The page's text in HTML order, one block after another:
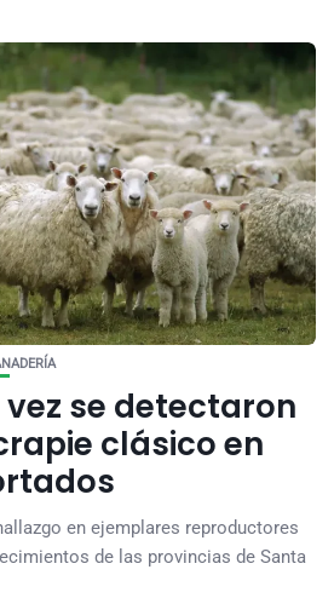
se detectaron
clásico en
en ejemplares reproductores
de las provincias de Santa